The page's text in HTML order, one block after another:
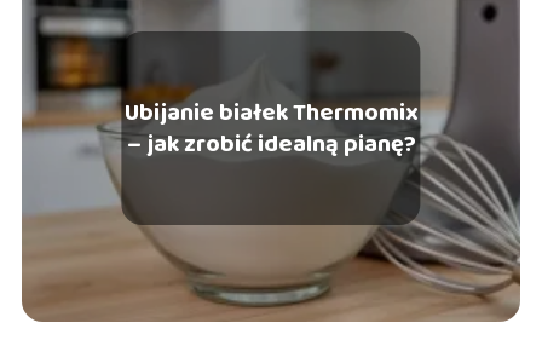
Ubijanie białek Thermomix
– jak zrobić idealną pianę?